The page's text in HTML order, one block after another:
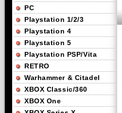
PC
Playstation 1/2/3
Playstation 4
Playstation 5
Playstation PSP/Vita
RETRO
Warhammer & Citadel
XBOX Classic/360
XBOX One